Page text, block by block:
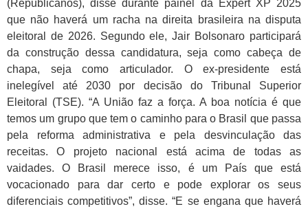
(Republicanos), disse durante painel da Expert XP 2025
que não haverá um racha na direita brasileira na disputa
eleitoral de 2026. Segundo ele, Jair Bolsonaro participará
da construção dessa candidatura, seja como cabeça de
chapa, seja como articulador. O ex-presidente está
inelegível até 2030 por decisão do Tribunal Superior
Eleitoral (TSE). “A União faz a força. A boa notícia é que
temos um grupo que tem o caminho para o Brasil que passa
pela reforma administrativa e pela desvinculação das
receitas. O projeto nacional está acima de todas as
vaidades. O Brasil merece isso, é um País que está
vocacionado para dar certo e pode explorar os seus
diferenciais competitivos”, disse. “E se engana que haverá